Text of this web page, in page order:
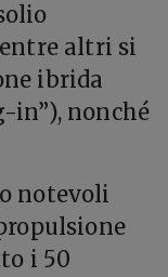
altri si
ibrida
in”), nonché
notevoli
i 50